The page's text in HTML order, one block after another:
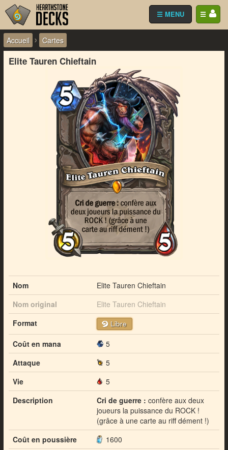
☰
☰ MENU
Accueil › Cartes
Elite Tauren Chieftain
Nom
Elite Tauren Chieftain
Nom original
Elite Tauren Chieftain
Format
Libre
Coût en mana
5
Attaque
5
Vie
5
Description
Cri de guerre : confère aux deux
joueurs la puissance du ROCK !
(grâce à une carte au riff dément !)
Coût en poussière
1600